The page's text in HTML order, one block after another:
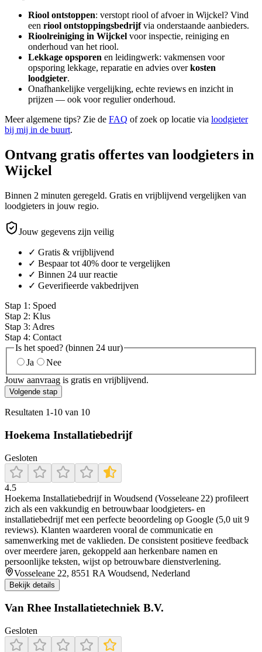
Riool ontstoppen: verstopt riool of afvoer in Wijckel? Vind
een riool ontstoppingsbedrijfvia onderstaande aanbieders.
Rioolreiniging in Wijckel voor inspectie, reiniging en
onderhoud van het riool.
Lekkage opsporen en leidingwerk: vakmensen voor
opsporing lekkage, reparatie en advies overkosten
loodgieter.
Onafhankelijke vergelijking, echte reviews en inzicht in
prijzen — ook voor regulier onderhoud.
Meer algemene tips? Zie de FAQ of zoek op locatie via loodgieter
bij mij in de buurt.
Ontvang gratis offertes van loodgieters in
Wijckel
Binnen 2 minuten geregeld. Gratis en vrijblijvend vergelijken van
loodgieters in jouw regio.
Jouw gegevens zijn veilig
✓ Gratis & vrijblijvend
✓ Bespaar tot 40% door te vergelijken
✓ Binnen 24 uur reactie
✓ Geverifieerde vakbedrijven
Stap 1 : Spoed
Stap 2: Klus
Stap 3: Adres
Stap 4: Contact
Is het spoed? (binnen 24 uur)
Ja
Nee
Jouw aanvraag is gratis en vrijblijvend.
Volgende stap
Resultaten 1-10 van 10
Hoekema Installatiebedrijf
Gesloten
4.5
Hoekema Installatiebedrijf in Woudsend (Vosseleane 22) profileert
zich als een vakkundig en betrouwbaar loodgieters‑ en
installatiebedrijf met een perfecte beoordeling op Google (5,0 uit 9
reviews). Klanten waarderen vooral de communicatie en
samenwerking met de vaklieden. De consistent positieve feedback
over meerdere jaren, gekoppeld aan herkenbare namen en
persoonlijke teksten, wijst op betrouwbare dienstverlening.
Vosseleane 22, 8551 RA Woudsend, Nederland
Bekijk details
Van Rhee Installatietechniek B.V.
Gesloten